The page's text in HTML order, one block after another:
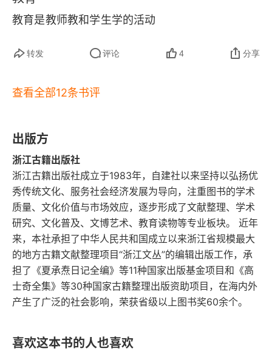
教育是教师教和学生学的活动
转发 评论 4 分享
查看全部12条书评
出版方
浙江古籍出版社
浙江古籍出版社成立于1983年，自建社以来坚持以弘扬优
秀传统文化、服务社会经济发展为导向，注重图书的学术
质量、文化价值与市场效应，逐步形成了文献整理、学术
研究、文化普及、文博艺术、教育读物等专业板块。 近年
来，本社承担了中华人民共和国成立以来浙江省规模最大
的地方古籍文献整理项目“浙江文丛”的编辑出版工作，承
担了《夏承焘日记全编》等11种国家出版基金项目和《高
士奇全集》等30种国家古籍整理出版资助项目，在海内外
产生了广泛的社会影响，荣获省级以上图书奖60余个。
喜欢这本书的人也喜欢